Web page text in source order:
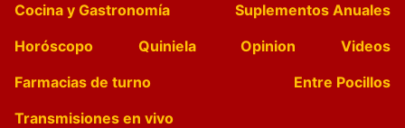
Cocina y Gastronomía
Suplementos Anuales
Horóscopo
Quiniela Opinion
Videos
Farmacias de turno
Entre Pocillos
Transmisiones en vivo